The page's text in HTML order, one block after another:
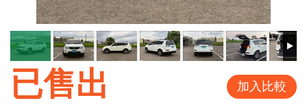
已售出 加入比較